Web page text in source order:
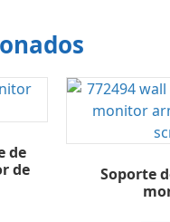
de
de
Soporte